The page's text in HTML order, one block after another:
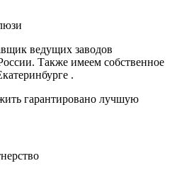
ведущих заводов
Также имеем собственное
.
гарантировано лучшую